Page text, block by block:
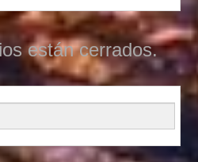
están cerrados.